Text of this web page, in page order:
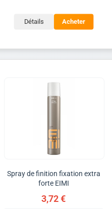
Détails Acheter
Spray de finition fixation extra
forte EIMI
3,72 €